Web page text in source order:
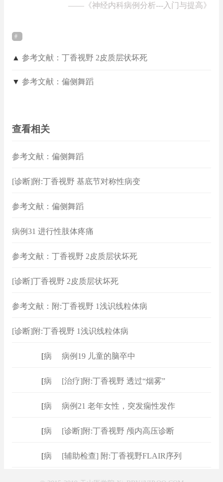
—— 《神经内科病例分析---入门与提高》
▲ 参考文献：丁香视野 2皮质层状坏死
▼ 参考文献：偏侧舞蹈
查看相关
参考文献：偏侧舞蹈
[诊断]附:丁香视野 基底节对称性病变
参考文献：偏侧舞蹈
病例31 进行性肢体疼痛
参考文献：丁香视野 2皮质层状坏死
[诊断]丁香视野 2皮质层状坏死
参考文献：附:丁香视野 1浅识线粒体病
[诊断]附:丁香视野 1浅识线粒体病
病例 病例19 儿童的脑卒中
病例 [治疗]附:丁香视野 透过“烟雾”
病例 病例21 老年女性，突发痫性发作
病例 [诊断]附:丁香视野 颅内高压诊断
病例 [辅助检查] 附:丁香视野FLAIR序列